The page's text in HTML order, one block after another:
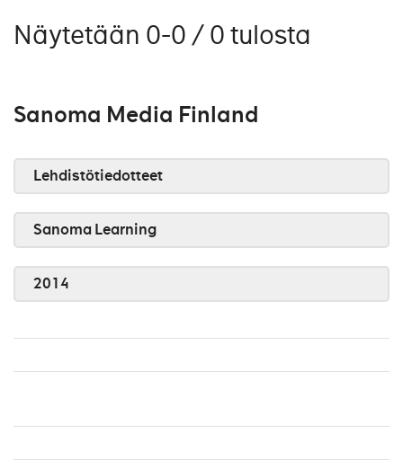
Näytetään 0-0 / 0 tulosta
Sanoma Media Finland
Lehdistötiedotteet
Sanoma Learning
2014